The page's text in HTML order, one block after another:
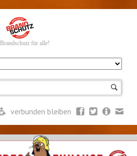
Brandschutz für alle!
verbunden bleiben